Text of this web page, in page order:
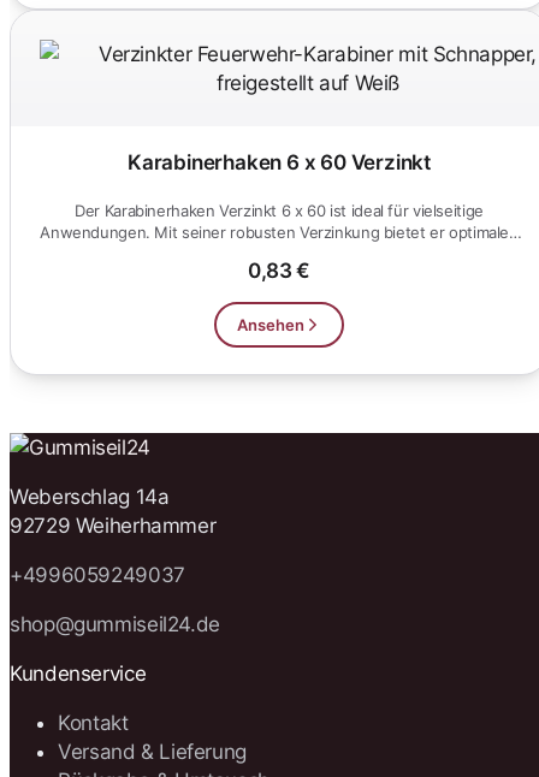
Karabinerhaken 6 x 60 Verzinkt
Der Karabinerhaken Verzinkt 6 x 60 ist ideal für vielseitige
Anwendungen. Mit seiner robusten Verzinkung bietet er optimalen
0,83 €
Ansehen
Weberschlag 14a
92729 Weiherhammer
+4996059249037
shop@gummiseil24.de
Kundenservice
Kontakt
Versand & Lieferung